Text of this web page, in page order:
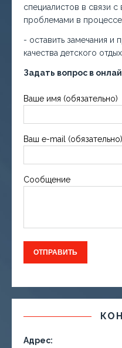
специалистов в связи
проблемами в процессе
- оставить замечания
качества детского
Задать вопрос в
Ваше имя (обязательно)
Ваш e-mail (обязательно)
Сообщение
Адрес: